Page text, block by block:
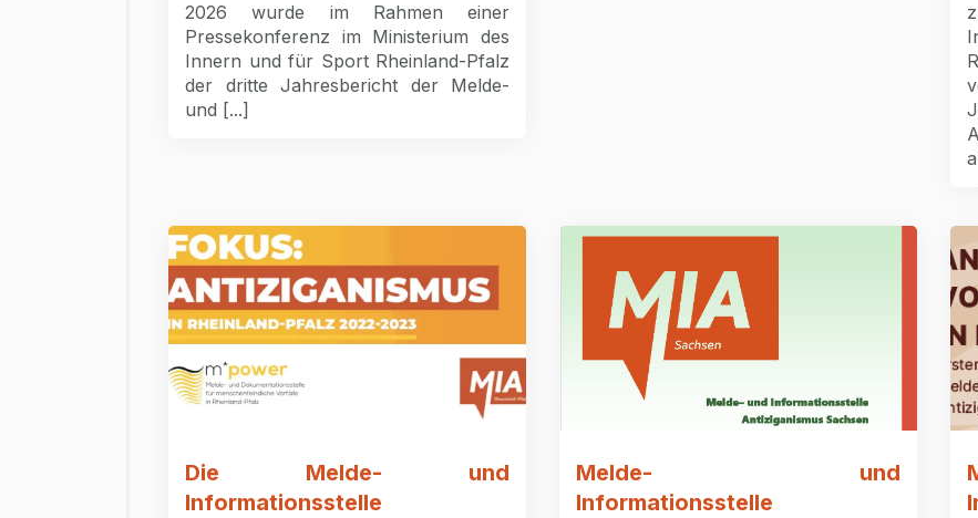
2026 wurde im Rahmen einer
Pressekonferenz im Ministerium des
Innern und für Sport Rheinland-Pfalz
der dritte Jahresbericht der Melde-
und [...]
Die Melde- und
Informationsstelle
Melde- und
Informationsstelle